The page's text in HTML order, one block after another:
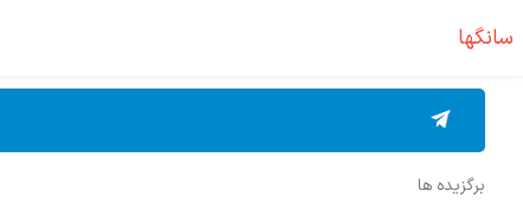
سانگها
برگزیده ها